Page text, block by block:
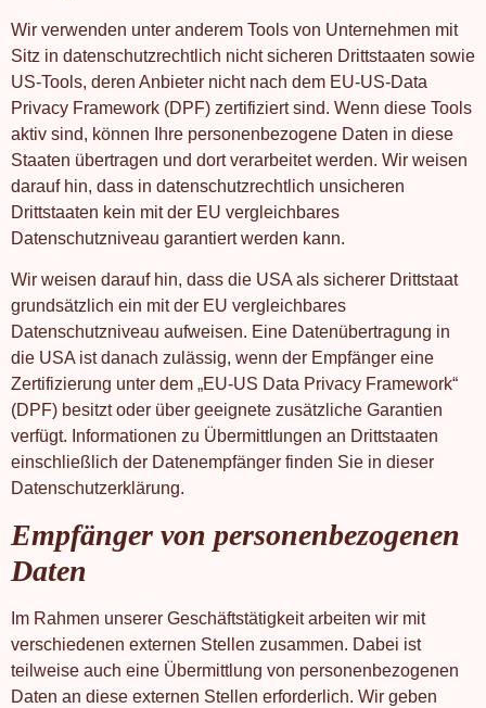
Wir verwenden unter anderem Tools von Unternehmen mit
Sitz in datenschutzrechtlich nicht sicheren Drittstaaten sowie
US-Tools, deren Anbieter nicht nach dem EU-US-Data
Privacy Framework (DPF) zertifiziert sind. Wenn diese Tools
aktiv sind, können Ihre personenbezogene Daten in diese
Staaten übertragen und dort verarbeitet werden. Wir weisen
darauf hin, dass in datenschutzrechtlich unsicheren
Drittstaaten kein mit der EU vergleichbares
Datenschutzniveau garantiert werden kann.
Wir weisen darauf hin, dass die USA als sicherer Drittstaat
grundsätzlich ein mit der EU vergleichbares
Datenschutzniveau aufweisen. Eine Datenübertragung in
die USA ist danach zulässig, wenn der Empfänger eine
Zertifizierung unter dem „EU-US Data Privacy Framework“
(DPF) besitzt oder über geeignete zusätzliche Garantien
verfügt. Informationen zu Übermittlungen an Drittstaaten
einschließlich der Datenempfänger finden Sie in dieser
Datenschutzerklärung.
Empfänger von personenbezogenen
Daten
Im Rahmen unserer Geschäftstätigkeit arbeiten wir mit
verschiedenen externen Stellen zusammen. Dabei ist
teilweise auch eine Übermittlung von personenbezogenen
Daten an diese externen Stellen erforderlich. Wir geben